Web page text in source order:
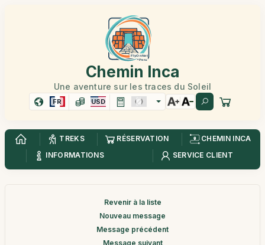
Chemin Inca
Une aventure sur les traces du Soleil
FR USD
TREKS RÉSERVATION
CHEMIN INCA
INFORMATIONS
SERVICE CLIENT
Revenir à la liste
Nouveau message
Message précédent
Message suivant